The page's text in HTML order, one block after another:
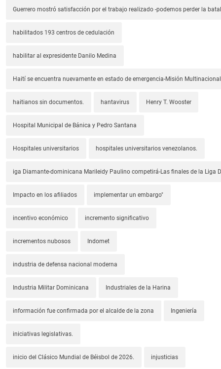
Guerrero mostró satisfacción por el trabajo realizado -podemos perder la
habilitados 193 centros de cedulación
habilitar al expresidente Danilo Medina
Haití se encuentra nuevamente en estado de emergencia-Misión
haitianos sin documentos. hantavirus Henry T. Wooster
Hospital Municipal de Bánica y Pedro Santana
Hospitales universitarios hospitales universitarios venezolanos.
iga Diamante-dominicana Marileidy Paulino competirá-Las finales de la Liga
Impacto en los afiliados implementar un embargo"
incentivo económico incremento significativo
incrementos nubosos Indomet
industria de defensa nacional moderna
Industria Militar Dominicana Industriales de la Harina
información fue confirmada por el alcalde de la zona Ingeniería
iniciativas legislativas.
inicio del Clásico Mundial de Béisbol de 2026. injusticias